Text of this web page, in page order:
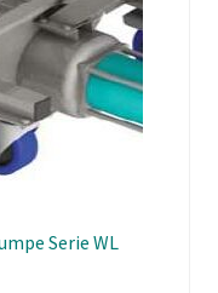
Serie WL